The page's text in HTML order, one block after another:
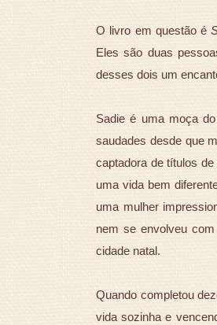
O livro em questão é
Eles são duas
desses dois um
Sadie é uma moça
saudades desde que
captadora de títulos
uma vida bem
uma mulher
nem se envolveu
cidade natal.
Quando completou
vida sozinha e